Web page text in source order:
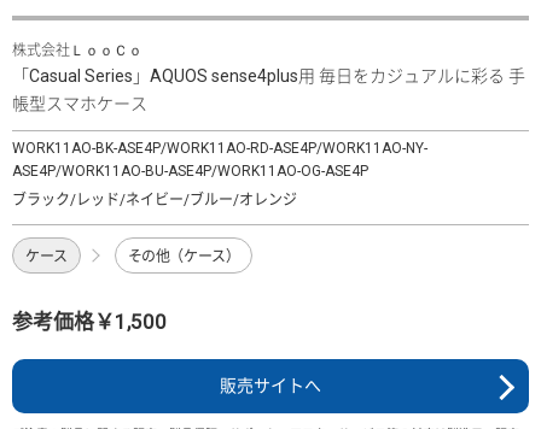
株式会社ＬｏｏＣｏ
「Casual Series」AQUOS sense4plus用 毎日をカジュアルに彩る 手
帳型スマホケース
WORK11AO-BK-ASE4P/WORK11AO-RD-ASE4P/WORK11AO-NY-
ASE4P/WORK11AO-BU-ASE4P/WORK11AO-OG-ASE4P
ブラック/レッド/ネイビー/ブルー/オレンジ
ケース その他（ケース）
参考価格￥1,500
販売サイトへ